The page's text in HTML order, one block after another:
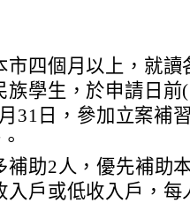
市四個月以上，就
族學生，於申請日
31日，參加立案補
補助2人，優先補助
入戶或低收入戶，